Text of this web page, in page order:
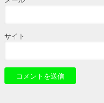
サイト